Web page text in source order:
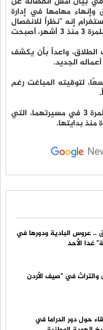
وإنهاء مهامها في إدارة
إنه "نظراً للانفصال
عن زوجته السيدة علياء بسيوني للمرة 3 منذ 3 أشهر، أصبحت
الطلاق، واعداً بأن يكشف
الجديد.
لتوقيته المباغت رغم
يشار إلى أن هذا الانفصال يمثل المرة 3 في مسيرتهما، التي
منذ بدايتها.
.. عروس البادية ودورها في
غدا الأحد
والتراث في "صيف الأردن
حول دور الدراما في